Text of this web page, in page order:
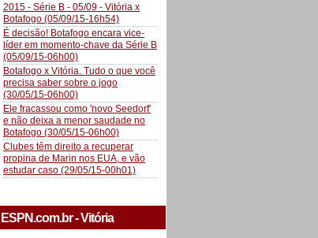
2015 - Série B - 05/09 - Vitória x
Botafogo (05/09/15-16h54)
É decisão! Botafogo encara vice-
líder em momento-chave da Série B
(05/09/15-06h00)
Botafogo x Vitória. Tudo o que você
precisa saber sobre o jogo
(30/05/15-06h00)
Ele fracassou como 'novo Seedorf'
e não deixa a menor saudade no
Botafogo (30/05/15-06h00)
Clubes têm direito a recuperar
propina de Marin nos EUA, e vão
estudar caso (29/05/15-00h01)
ESPN.com.br - Vitória